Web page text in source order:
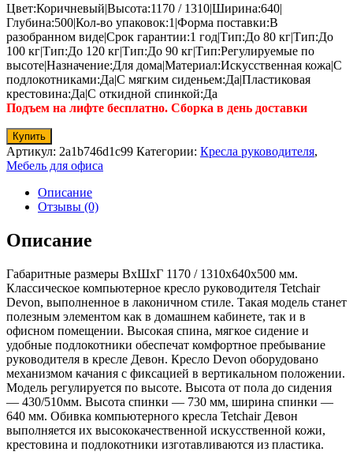
Цвет:Коричневый|Высота:1170 / 1310|Ширина:640|
Глубина:500|Кол-во упаковок:1|Форма поставки:В
разобранном виде|Срок гарантии:1 год|Тип:До 80 кг|Тип:До
100 кг|Тип:До 120 кг|Тип:До 90 кг|Тип:Регулируемые по
высоте|Назначение:Для дома|Материал:Искусственная кожа|С
подлокотниками:Да|С мягким сиденьем:Да|Пластиковая
крестовина:Да|С откидной спинкой:Да
Подъем на лифте бесплатно. Сборка в день доставки
Купить
Артикул: 2a1b746d1c99 Категории: Кресла руководителя,
Мебель для офиса
Описание
Отзывы (0)
Описание
Габаритные размеры ВхШхГ 1170 / 1310x640x500 мм.
Классическое компьютерное кресло руководителя Tetchair
Devon, выполненное в лаконичном стиле. Такая модель станет
полезным элементом как в домашнем кабинете, так и в
офисном помещении. Высокая спина, мягкое сидение и
удобные подлокотники обеспечат комфортное пребывание
руководителя в кресле Девон. Кресло Devon оборудовано
механизмом качания с фиксацией в вертикальном положении.
Модель регулируется по высоте. Высота от пола до сидения
— 430/510мм. Высота спинки — 730 мм, ширина спинки —
640 мм. Обивка компьютерного кресла Tetchair Девон
выполняется их высококачественной искусственной кожи,
крестовина и подлокотники изготавливаются из пластика.